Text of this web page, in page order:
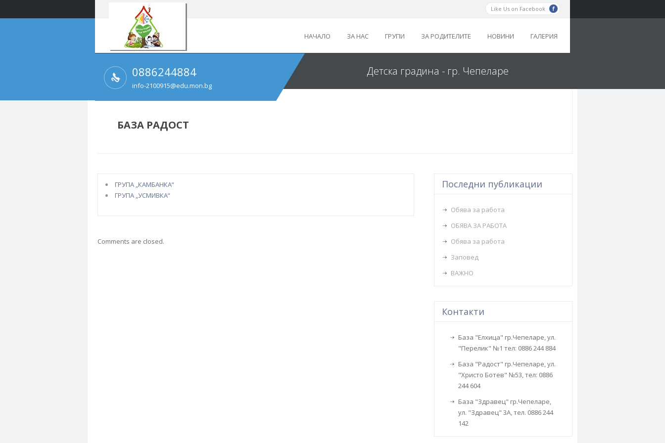
Like Us on Facebook
НАЧАЛО ЗА НАС ГРУПИ ЗА РОДИТЕЛИТЕ НОВИНИ ГАЛЕРИЯ
0886244884
info-2100915@edu.mon.bg
Детска градина - гр. Чепеларе
БАЗА РАДОСТ
ГРУПА „КАМБАНКА“
ГРУПА „УСМИВКА“
Comments are closed.
Последни публикации
Обява за работа
ОБЯВА ЗА РАБОТА
Обява за работа
Заповед
ВАЖНО
Контакти
База "Елхица" гр.Чепеларе, ул.
"Перелик" №1 тел: 0886 244 884
База "Радост" гр.Чепеларе, ул.
"Христо Ботев" №53, тел: 0886
244 604
База "Здравец" гр.Чепеларе,
ул. "Здравец" 3А, тел. 0886 244
142